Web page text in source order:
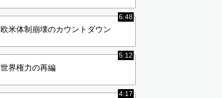
6:48
欧米体制崩壊のカウントダウン
5:12
世界権力の再編
4:17